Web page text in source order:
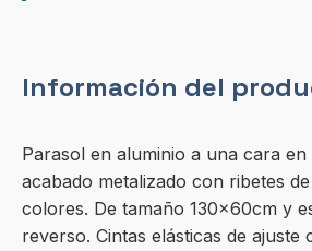
Información del
Parasol en aluminio a una cara
acabado metalizado con ribetes
colores. De tamaño 130x60cm y
reverso. Cintas elásticas de ajuste